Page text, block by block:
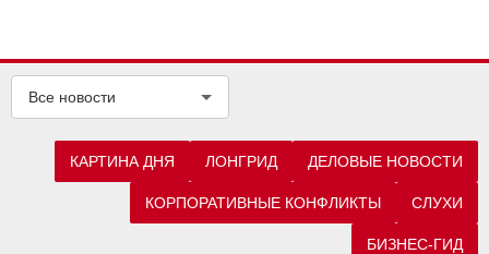
Все новости
КАРТИНА ДНЯ ЛОНГРИД ДЕЛОВЫЕ НОВОСТИ
КОРПОРАТИВНЫЕ КОНФЛИКТЫ СЛУХИ
БИЗНЕС-ГИД